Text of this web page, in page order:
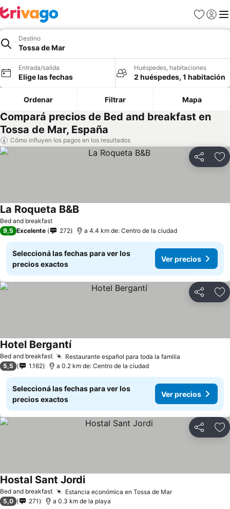
Favoritos
Iniciar
Destino
Tossa de Mar
Entrada/salida
Elige las fechas
Huéspedes, habitaciones
2 huéspedes, 1 habitación
Ordenar Filtrar Mapa
Compará precios de Bed and breakfast en
Tossa de Mar, España
Cómo influyen los pagos en los resultados
Compartir
Bed and breakfast
La Roqueta B&B
9,5 Excelente 272 a 4.4 km de: Centro de la ciudad
Seleccioná las fechas para ver los
precios exactos
Ver precios
Compartir
Bed and breakfast Restaurante español para toda la familia
Hotel Bergantí
5,5 1.162 a 0.2 km de: Centro de la ciudad
Seleccioná las fechas para ver los
precios exactos
Ver precios
Compartir
Bed and breakfast Estancia económica en Tossa de Mar
Hostal Sant Jordi
5,0 271 a 0.3 km de la playa